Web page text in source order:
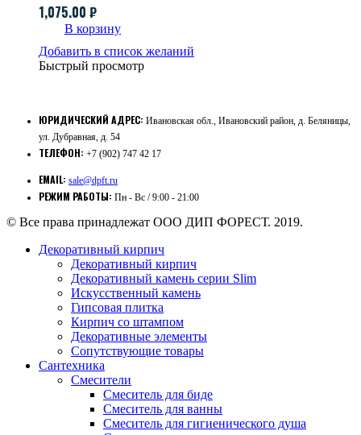
1,075.00 ₽
В корзину
Добавить в список желаний
Быстрый просмотр
ЮРИДИЧЕСКИЙ АДРЕС: Ивановская обл., Ивановский район, д. Беляницы,
ул. Дубравная, д. 54
ТЕЛЕФОН: +7 (902) 747 42 17
EMAIL: sale@dpft.ru
РЕЖИМ РАБОТЫ: Пн - Вс / 9:00 - 21:00
© Все права принадлежат ООО ДИП ФОРЕСТ. 2019.
Декоративный кирпич
Декоративный кирпич
Декоративный камень серии Slim
Искусственный камень
Гипсовая плитка
Кирпич со штампом
Декоративные элементы
Сопутствующие товары
Сантехника
Смесители
Смеситель для биде
Смеситель для ванны
Смеситель для гигиенического душа